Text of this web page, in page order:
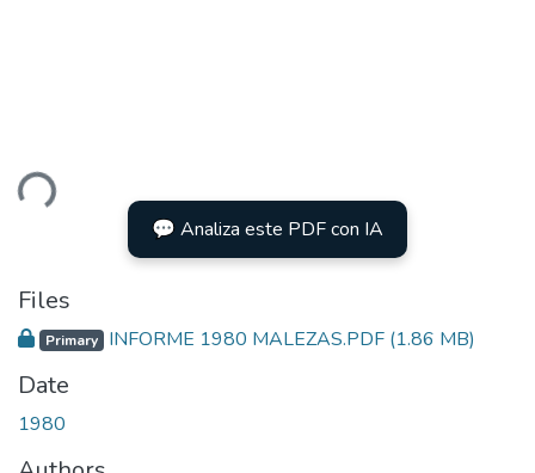
💬 Analiza este PDF con IA
Files
Primary INFORME 1980 MALEZAS.PDF (1.86 MB)
Date
1980